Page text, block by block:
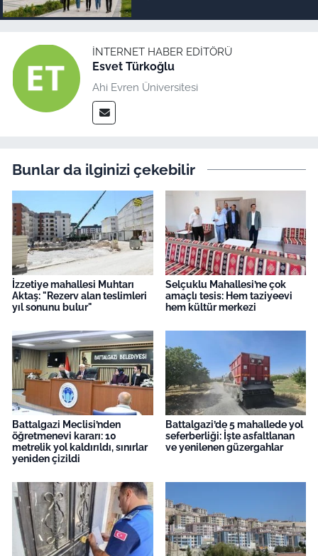
İNTERNET HABER EDITÖRÜ
Esvet Türkoğlu
Ahi Evren Üniversitesi
Bunlar da ilginizi çekebilir
İzzetiye mahallesi Muhtarı
Aktaş: "Rezerv alan teslimleri
yıl sonunu bulur"
Selçuklu Mahallesi’ne çok
amaçlı tesis: Hem taziyeevi
hem kültür merkezi
Battalgazi Meclisi’nden
öğretmenevi kararı: 10
metrelik yol kaldırıldı, sınırlar
yeniden çizildi
Battalgazi’de 5 mahallede yol
seferberliği: İşte asfaltlanan
ve yenilenen güzergahlar